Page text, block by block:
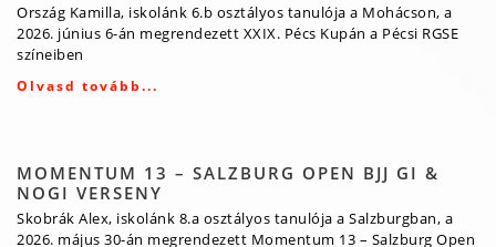
Ország Kamilla, iskolánk 6.b osztályos tanulója a Mohácson, a
2026. június 6-án megrendezett XXIX. Pécs Kupán a Pécsi RGSE
színeiben
Olvasd tovább...
MOMENTUM 13 – SALZBURG OPEN BJJ GI &
NOGI VERSENY
Skobrák Alex, iskolánk 8.a osztályos tanulója a Salzburgban, a
2026. május 30-án megrendezett Momentum 13 – Salzburg Open